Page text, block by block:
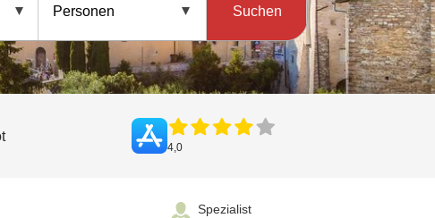
Personen Suchen
4,0
Spezialist